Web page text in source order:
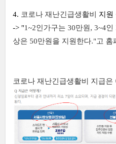
4. 코로나 재난긴급생활비
지원
-> "1~2인가구는 30만원, 3~4
상은 50만원을 지원한다."고 홈
코로나 재난긴급생활비 지급은